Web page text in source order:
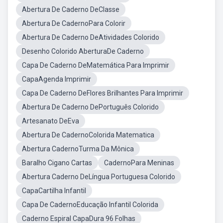
Abertura De Caderno DeClasse
Abertura De CadernoPara Colorir
Abertura De Caderno DeAtividades Colorido
Desenho Colorido AberturaDe Caderno
Capa De Caderno DeMatemática Para Imprimir
CapaAgenda Imprimir
Capa De Caderno DeFlores Brilhantes Para Imprimir
Abertura De Caderno DePortuguês Colorido
Artesanato DeEva
Abertura De CadernoColorida Matematica
Abertura CadernoTurma Da Mônica
Baralho Cigano Cartas
CadernoPara Meninas
Abertura Caderno DeLíngua Portuguesa Colorido
CapaCartilha Infantil
Capa De CadernoEducação Infantil Colorida
Caderno Espiral CapaDura 96 Folhas